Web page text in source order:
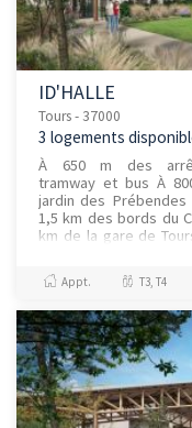
ID'HALLE
Tours - 37000
3 logements
À 650 m des
tramway et bus À
jardin des Prébendes
1,5 km des bords du
km de la gare de
Appt. T3, T4